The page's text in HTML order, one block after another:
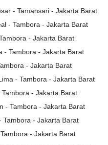
- Tamansari - Jakarta Barat
- Tambora - Jakarta Barat
- Jakarta Barat
- Tambora - Jakarta Barat
- Jakarta Barat
- Tambora - Jakarta Barat
- Jakarta Barat
- Tambora - Jakarta Barat
Tambora - Jakarta Barat
- Jakarta Barat